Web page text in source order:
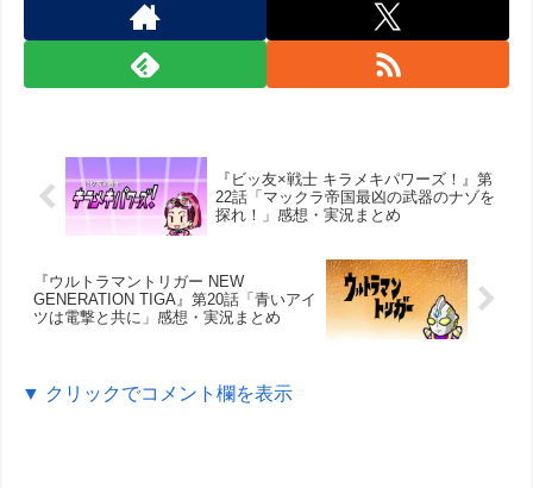
『ビッ友×戦士 キラメキパワーズ！』第
22話「マックラ帝国最凶の武器のナゾを
探れ！」感想・実況まとめ
『ウルトラマントリガー NEW
GENERATION TIGA』第20話「青いアイ
ツは電撃と共に」感想・実況まとめ
▼ クリックでコメント欄を表示